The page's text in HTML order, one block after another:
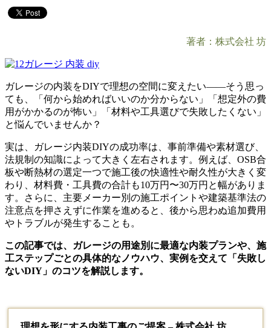
著者：株式会社 坊
ガレージの内装をDIYで理想の空間に変えたい――そう思っ
ても、「何から始めればいいのか分からない」「想定外の費
用がかかるのが怖い」「材料や工具選びで失敗したくない」
と悩んでいませんか？
実は、ガレージ内装DIYの成功率は、事前準備や素材選び、
法規制の知識によって大きく左右されます。例えば、OSB合
板や断熱材の選定一つで施工後の快適性や耐久性が大きく変
わり、材料費・工具費の合計も10万円〜30万円と幅がありま
す。さらに、主要メーカー別の施工ポイントや建築基準法の
注意点を押さえずに作業を進めると、後から思わぬ追加費用
やトラブルが発生することも。
この記事では、ガレージの用途別に最適な内装プランや、施
工ステップごとの具体的なノウハウ、実例を交えて「失敗し
ないDIY」のコツを解説します。